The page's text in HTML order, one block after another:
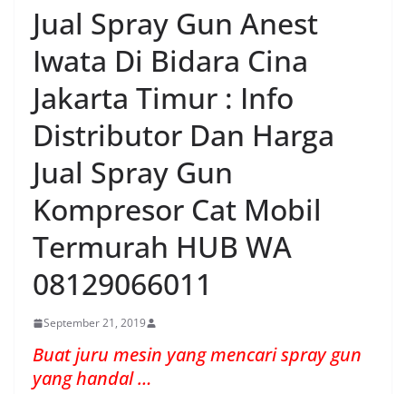
Jual Spray Gun Anest
Iwata Di Bidara Cina
Jakarta Timur : Info
Distributor Dan Harga
Jual Spray Gun
Kompresor Cat Mobil
Termurah HUB WA
08129066011
September 21, 2019
Buat juru mesin yang mencari spray gun
yang handal …